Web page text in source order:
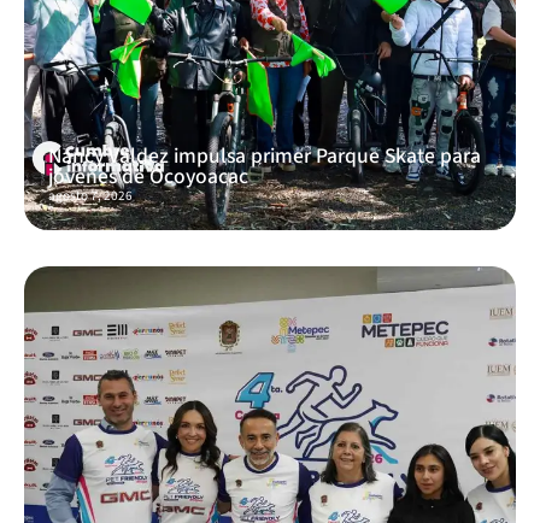
Nancy Valdez impulsa primer Parque Skate para
jóvenes de Ocoyoacac
agosto 7, 2026